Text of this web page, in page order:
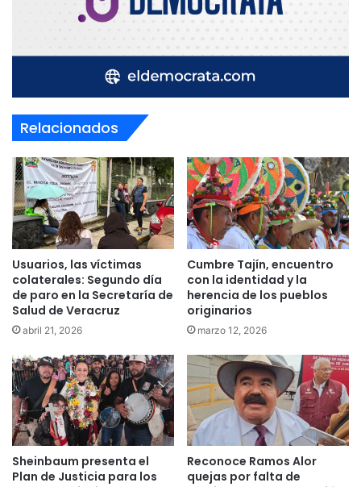
Relacionados
Usuarios, las víctimas
colaterales: Segundo día
de paro en la Secretaría de
Salud de Veracruz
abril 21, 2026
Cumbre Tajín, encuentro
con la identidad y la
herencia de los pueblos
originarios
marzo 12, 2026
Sheinbaum presenta el
Plan de Justicia para los
Reconoce Ramos Alor
quejas por falta de